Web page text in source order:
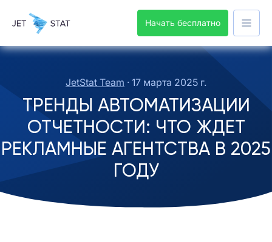
Начать бесплатно
JetStat Team · 17 марта 2025 г.
ТРЕНДЫ АВТОМАТИЗАЦИИ
ОТЧЕТНОСТИ: ЧТО ЖДЕТ
РЕКЛАМНЫЕ АГЕНТСТВА В 2025
ГОДУ